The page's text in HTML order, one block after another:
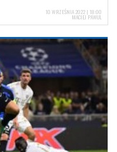
10 WRZEŚNIA 2022 | 18:00
MACIEJ PAWUL